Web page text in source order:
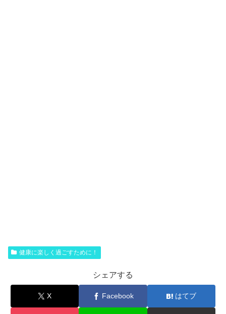
健康に楽しく過ごすために！
シェアする
X Facebook はてブ